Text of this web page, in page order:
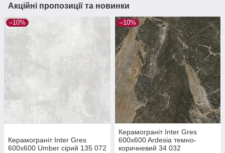
Акційні пропозиції та новинки
–10%
Керамограніт Inter Gres
600x600 Umber сірий 135 072
–10%
Керамограніт Inter Gres
600x600 Ardesia темно-
коричневий 34 032